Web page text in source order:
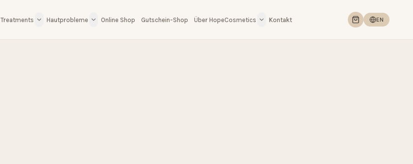
Treatments Hautprobleme Online Shop Gutschein-Shop Über HopeCosmetics Kontakt EN